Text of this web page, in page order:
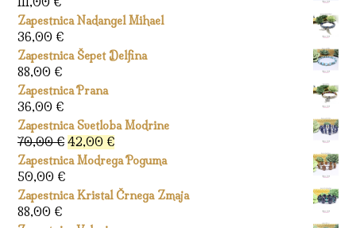
Zapestnica Nadangel Mihael
36,00 €
Zapestnica Šepet Delfina
88,00 €
Zapestnica Prana
36,00 €
Zapestnica Svetloba Modrine
70,00€ Izvirna
cena
bila:
42,00 €Trenutna
cena
42,00 €.
Zapestnica Modrega Poguma
50,00 €
Zapestnica Kristal Črnega Zmaja
88,00 €